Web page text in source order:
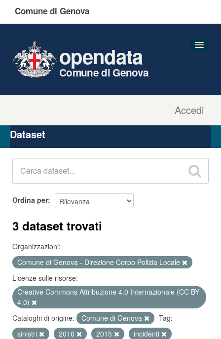
Comune di Genova
Accedi
opendata
Comune di Genova
Organizzazioni
Gruppi
Dataset
Ordina per
3 dataset trovati
Organizzazioni:
Comune di Genova - Direzione Corpo Polizia Locale
Licenze sulle risorse:
Creative Commons Attribuzione 4.0 Internazionale (CC BY
4.0)
Cataloghi di origine:
Comune di Genova
Tag:
sinistri
2016 2015
incidenti